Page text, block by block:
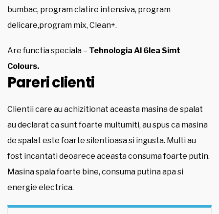
bumbac, program clatire intensiva, program
delicare,program mix, Clean+.
Are functia speciala – Tehnologia Al 6lea Simt
Colours.
Pareri clienti
Clientii care au achizitionat aceasta masina de spalat
au declarat ca sunt foarte multumiti, au spus ca masina
de spalat este foarte silentioasa si ingusta. Multi au
fost incantati deoarece aceasta consuma foarte putin.
Masina spala foarte bine, consuma putina apa si
energie electrica.